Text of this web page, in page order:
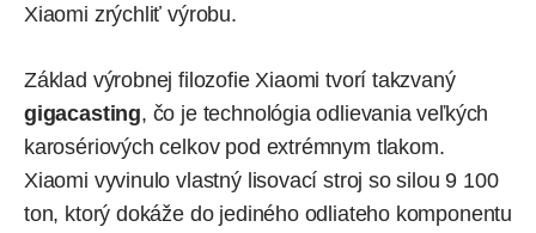
Xiaomi zrýchliť výrobu.
Základ výrobnej filozofie Xiaomi tvorí takzvaný
gigacasting, čo je technológia odlievania veľkých
karosériových celkov pod extrémnym tlakom.
Xiaomi vyvinulo vlastný lisovací stroj so silou 9 100
ton, ktorý dokáže do jediného odliateho komponentu